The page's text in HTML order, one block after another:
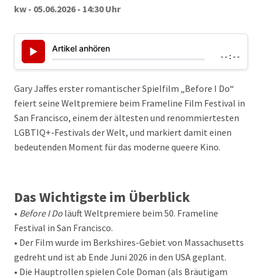
kw - 05.06.2026 - 14:30 Uhr
▶ Artikel anhören
--:--
Gary Jaffes erster romantischer Spielfilm „Before I Do“
feiert seine Weltpremiere beim Frameline Film Festival in
San Francisco, einem der ältesten und renommiertesten
LGBTIQ+-Festivals der Welt, und markiert damit einen
bedeutenden Moment für das moderne queere Kino.
Das Wichtigste im Überblick
• Before I Do läuft Weltpremiere beim 50. Frameline
Festival in San Francisco.
• Der Film wurde im Berkshires-Gebiet von Massachusetts
gedreht und ist ab Ende Juni 2026 in den USA geplant.
• Die Hauptrollen spielen Cole Doman (als Bräutigam